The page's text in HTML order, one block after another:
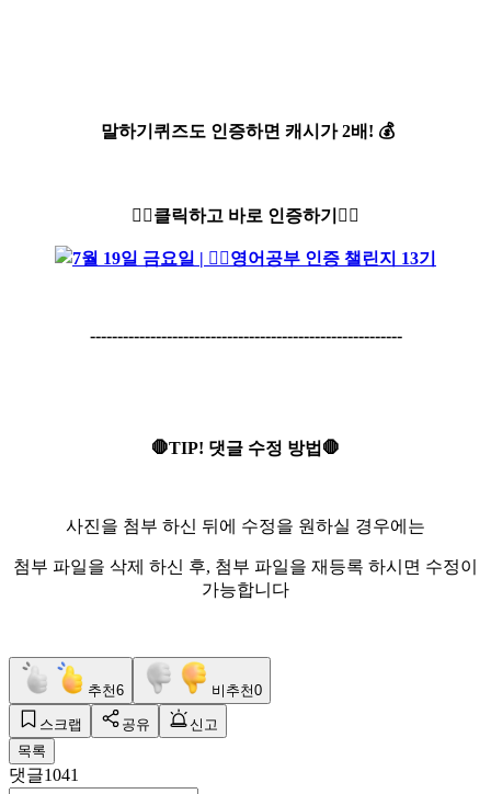
말하기퀴즈도 인증하면 캐시가 2배! 💰
👇🏻클릭하고 바로 인증하기👇🏻
---------------------------------------------------------
🛑TIP! 댓글 수정 방법🛑
사진을 첨부 하신 뒤에 수정을 원하실 경우에는
첨부 파일을 삭제 하신 후, 첨부 파일을 재등록 하시면 수정이
가능합니다
추천6 비추천0
스크랩 공유
신고
목록
댓글1041